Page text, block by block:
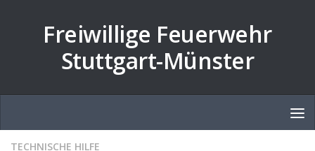
Freiwillige Feuerwehr
Stuttgart-Münster
TECHNISCHE HILFE